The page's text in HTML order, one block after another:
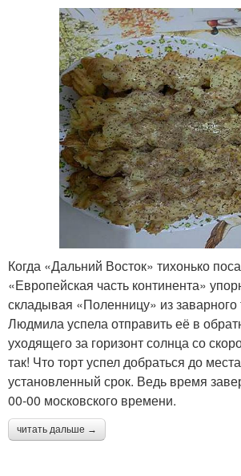
Когда «Дальний Восток» тихонько
«Европейская часть континента»
складывая «Поленницу» из заварного
Людмила успела отправить её в
уходящего за горизонт солнца со
так! Что торт успел добраться до
установленный срок. Ведь время
00-00 московского времени.
читать дальше →